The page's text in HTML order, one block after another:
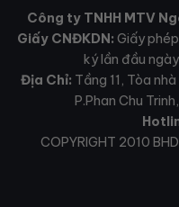
Công ty TNHH MTV
Giấy CNĐKDN: Giấy
ký lần đầu
Địa Chỉ: Tầng 11, Tòa
P.Phan Chu
COPYRIGHT 2010